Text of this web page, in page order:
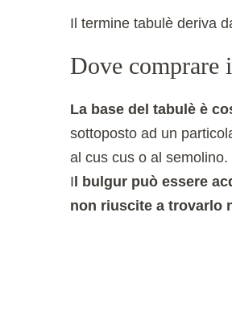
Il termine tabulè deriva
Dove comprare
La base del tabulè è
sottoposto ad un
al cus cus o al semolino.
Il bulgur può essere
non riuscite a trovarlo